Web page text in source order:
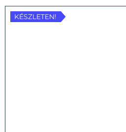
KÉSZLETEN!
KÉSZLETEN!